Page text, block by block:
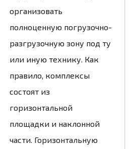
организовать
полноценную погрузочно-
разгрузочную зону под ту
или иную технику. Как
правило, комплексы
состоят из
горизонтальной
площадки и наклонной
части. Горизонтальную